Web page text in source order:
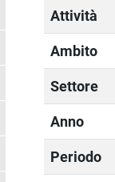
Attività
Ambito
Settore
Anno
Periodo